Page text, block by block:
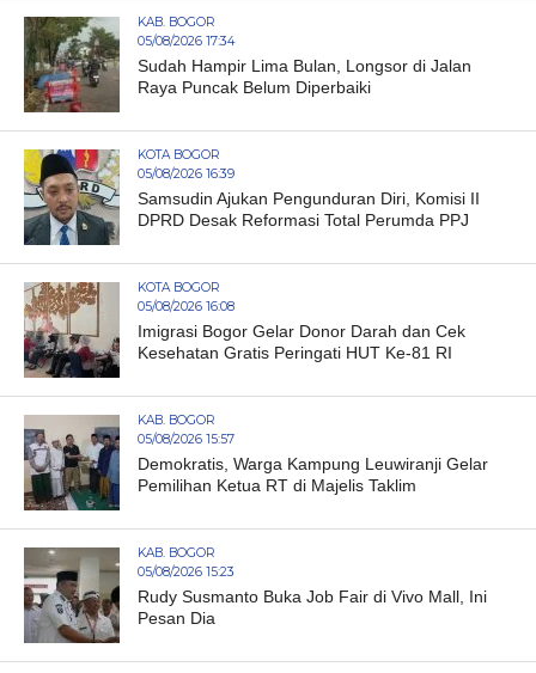
KAB. BOGOR
05/08/2026 17:34
Sudah Hampir Lima Bulan, Longsor di Jalan
Raya Puncak Belum Diperbaiki
KOTA BOGOR
05/08/2026 16:39
Samsudin Ajukan Pengunduran Diri, Komisi II
DPRD Desak Reformasi Total Perumda PPJ
KOTA BOGOR
05/08/2026 16:08
Imigrasi Bogor Gelar Donor Darah dan Cek
Kesehatan Gratis Peringati HUT Ke-81 RI
KAB. BOGOR
05/08/2026 15:57
Demokratis, Warga Kampung Leuwiranji Gelar
Pemilihan Ketua RT di Majelis Taklim
KAB. BOGOR
05/08/2026 15:23
Rudy Susmanto Buka Job Fair di Vivo Mall, Ini
Pesan Dia